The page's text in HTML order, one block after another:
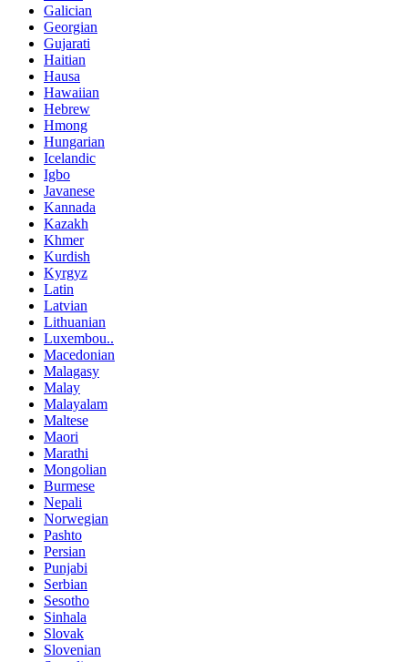
Galician
Georgian
Gujarati
Haitian
Hausa
Hawaiian
Hebrew
Hmong
Hungarian
Icelandic
Igbo
Javanese
Kannada
Kazakh
Khmer
Kurdish
Kyrgyz
Latin
Latvian
Lithuanian
Luxembou..
Macedonian
Malagasy
Malay
Malayalam
Maltese
Maori
Marathi
Mongolian
Burmese
Nepali
Norwegian
Pashto
Persian
Punjabi
Serbian
Sesotho
Sinhala
Slovak
Slovenian